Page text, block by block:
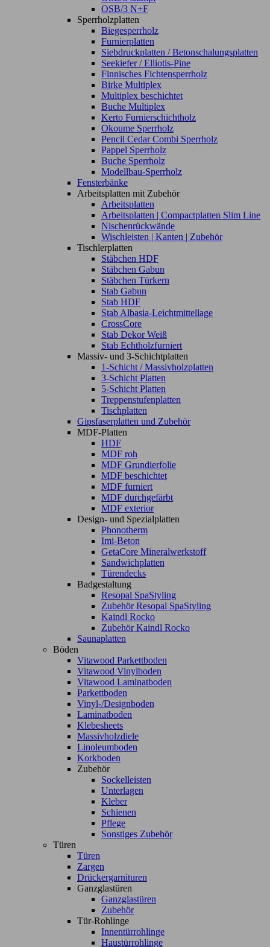
OSB/3 N+F
Sperrholzplatten
Biegesperrholz
Furnierplatten
Siebdruckplatten / Betonschalungsplatten
Seekiefer / Elliotis-Pine
Finnisches Fichtensperrholz
Birke Multiplex
Multiplex beschichtet
Buche Multiplex
Kerto Furnierschichtholz
Okoume Sperrholz
Pencil Cedar Combi Sperrholz
Pappel Sperrholz
Buche Sperrholz
Modellbau-Sperrholz
Fensterbänke
Arbeitsplatten mit Zubehör
Arbeitsplatten
Arbeitsplatten | Compactplatten Slim Line
Nischenrückwände
Wischleisten | Kanten | Zubehör
Tischlerplatten
Stäbchen HDF
Stäbchen Gabun
Stäbchen Türkern
Stab Gabun
Stab HDF
Stab Albasia-Leichtmittellage
CrossCore
Stab Dekor Weiß
Stab Echtholzfurniert
Massiv- und 3-Schichtplatten
1-Schicht / Massivholzplatten
3-Schicht Platten
5-Schicht Platten
Treppenstufenplatten
Tischplatten
Gipsfaserplatten und Zubehör
MDF-Platten
HDF
MDF roh
MDF Grundierfolie
MDF beschichtet
MDF furniert
MDF durchgefärbt
MDF exterior
Design- und Spezialplatten
Phonotherm
Imi-Beton
GetaCore Mineralwerkstoff
Sandwichplatten
Türendecks
Badgestaltung
Resopal SpaStyling
Zubehör Resopal SpaStyling
Kaindl Rocko
Zubehör Kaindl Rocko
Saunaplatten
Böden
Vitawood Parkettboden
Vitawood Vinylboden
Vitawood Laminatboden
Parkettboden
Vinyl-/Designboden
Laminatboden
Klebesheets
Massivholzdiele
Linoleumboden
Korkboden
Zubehör
Sockelleisten
Unterlagen
Kleber
Schienen
Pflege
Sonstiges Zubehör
Türen
Türen
Zargen
Drückergarnituren
Ganzglastüren
Ganzglastüren
Zubehör
Tür-Rohlinge
Innentürrohlinge
Haustürrohlinge